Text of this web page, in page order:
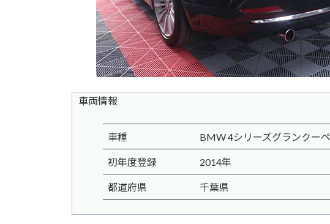
車両情報
車種 BMW 4シリーズグランクー
初年度登録 2014年
都道府県 千葉県